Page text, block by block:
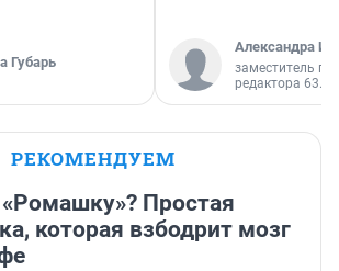
Губарь
Александра
заместитель
редактора 63.RU
РЕКОМЕНДУЕМ
Простая
которая взбодрит мозг